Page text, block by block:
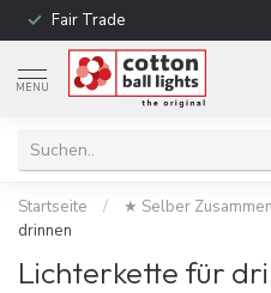
Fair Trade
MENU
Startseite / ★ Selber
drinnen
Lichterkette für